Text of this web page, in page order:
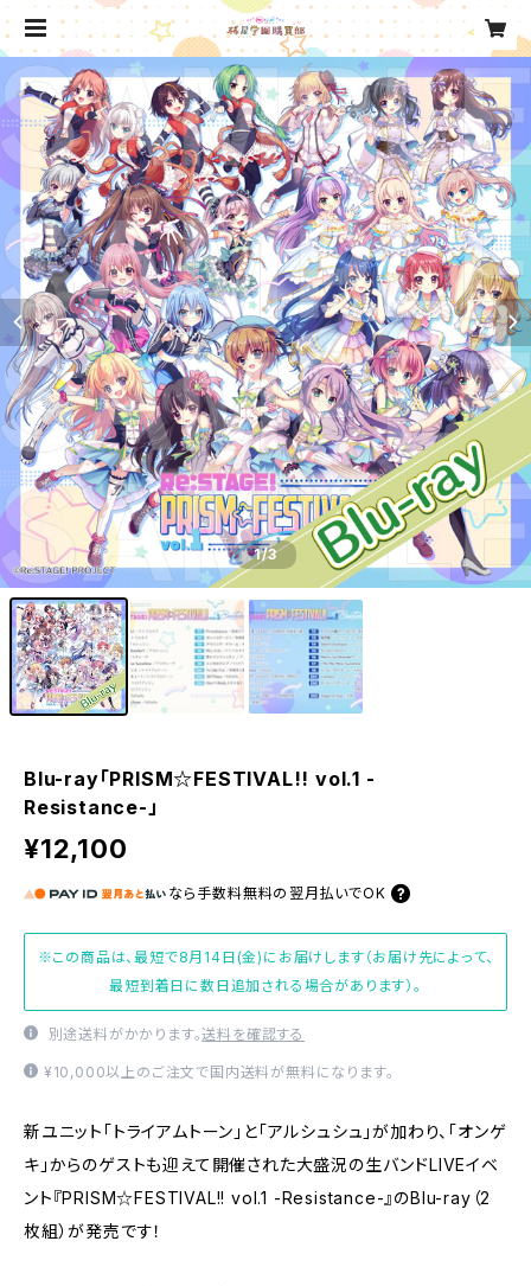
1/3
Blu-ray「PRISM☆FESTIVAL!! vol.1 -
Resistance-」
¥12,100
なら 手数料無料の 翌月払いでOK
※この商品は、最短で8月14日(金)にお届けします（お届け先によって、
最短到着日に数日追加される場合があります）。
別途送料がかかります。送料を確認する
¥10,000以上のご注文で国内送料が無料になります。
新ユニット「トライアムトーン」と「アルシュシュ」が加わり、「オンゲ
キ」からのゲストも迎えて開催された大盛況の生バンドLIVEイベ
ント『PRISM☆FESTIVAL!! vol.1 -Resistance-』のBlu-ray（2
枚組）が発売です！